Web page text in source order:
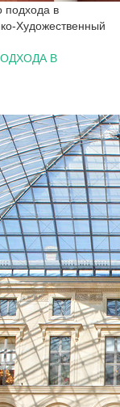
подхода в
Художественный
В